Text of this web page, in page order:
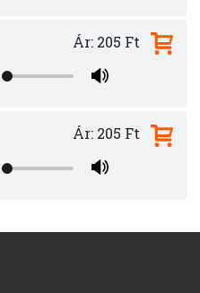
Ár: 205 Ft
Ár: 205 Ft